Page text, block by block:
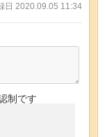
日 2020.09.05 11:34
制です